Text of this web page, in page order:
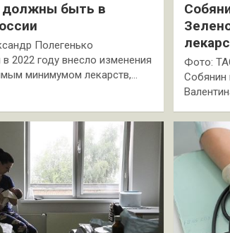
должны быть в
Полегенько
2022 году внесло изменения
минимумом лекарств,…
Фото:
Собянин